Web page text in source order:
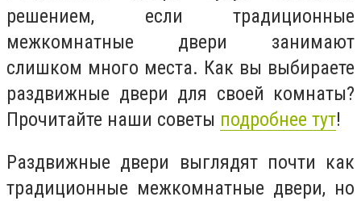
решением, если традиционные
межкомнатные двери занимают
слишком много места. Как вы выбираете
раздвижные двери для своей комнаты?
Прочитайте наши советы подробнее тут!
Раздвижные двери выглядят почти как
традиционные межкомнатные двери, но